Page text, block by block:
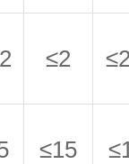
≤2
≤15